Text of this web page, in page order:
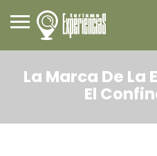
La Marca De La
El